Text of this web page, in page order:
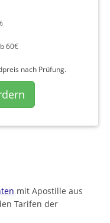
60€
nach Prüfung.
mit Apostille aus
Tarifen der